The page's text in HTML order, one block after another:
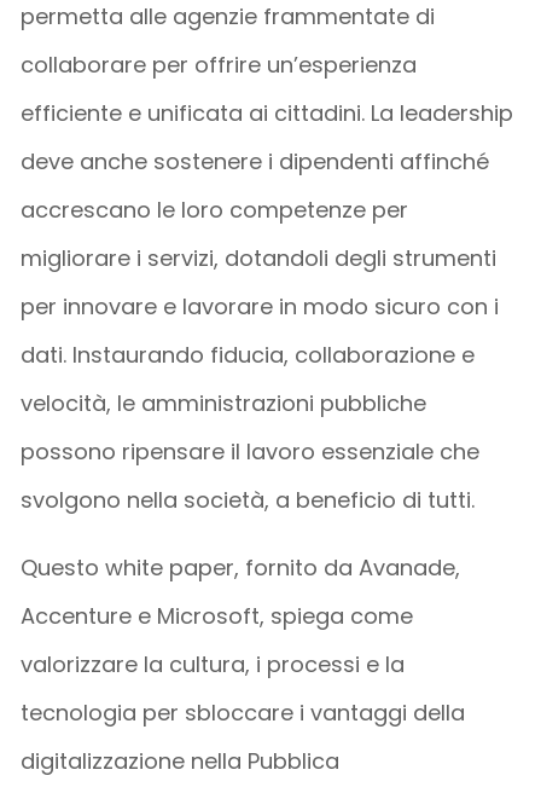
permetta alle agenzie frammentate di
collaborare per offrire un’esperienza
efficiente e unificata ai cittadini. La leadership
deve anche sostenere i dipendenti affinché
accrescano le loro competenze per
migliorare i servizi, dotandoli degli strumenti
per innovare e lavorare in modo sicuro con i
dati. Instaurando fiducia, collaborazione e
velocità, le amministrazioni pubbliche
possono ripensare il lavoro essenziale che
svolgono nella società, a beneficio di tutti.
Questo white paper, fornito da Avanade,
Accenture e Microsoft, spiega come
valorizzare la cultura, i processi e la
tecnologia per sbloccare i vantaggi della
digitalizzazione nella Pubblica